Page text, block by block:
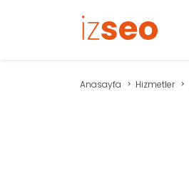
Anasayfa Hizmetler